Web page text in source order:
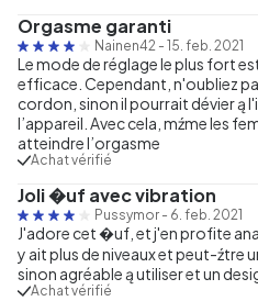
Orgasme garanti
Nainen42 - 15. feb. 2021
Le mode de réglage le plus fort
efficace. Cependant, n'oubliez
cordon, sinon il pourrait dévier ą
l’appareil. Avec cela, mźme les
atteindre l’orgasme
Achat vérifié
Joli �uf avec vibration
Pussymor - 6. feb. 2021
J'adore cet �uf, et j'en profite
y ait plus de niveaux et peut-źtre
sinon agréable ą utiliser et un
Achat vérifié